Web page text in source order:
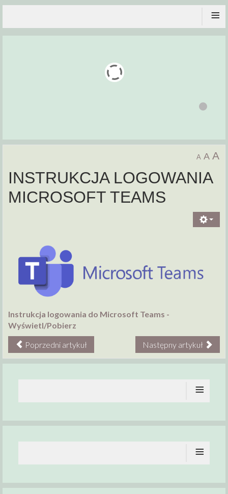
≡
A A A
INSTRUKCJA LOGOWANIA
MICROSOFT TEAMS
Instrukcja logowania do Microsoft Teams -
Wyświetl/Pobierz
Poprzedni artykuł
Następny artykuł
≡
≡